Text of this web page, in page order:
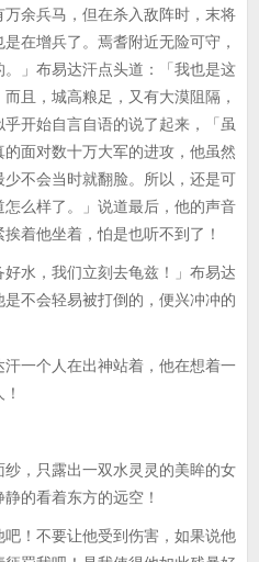
余兵马，但在杀入敌阵时，末将
在增兵了。焉耆附近无险可守，
」布易达汗点头道：「我也是这
且，城高粮足，又有大漠阻隔，
开始自言自语的说了起来，「虽
面对数十万大军的进攻，他虽然
不会当时就翻脸。所以，还是可
么样了。」说道最后，他的声音
着他坐着，怕是也听不到了！
水，我们立刻去龟兹！」布易达
不会轻易被打倒的，便兴冲冲的
一个人在出神站着，他在想着一
，只露出一双水灵灵的美眸的女
的看着东方的远空！
！不要让他受到伤害，如果说他